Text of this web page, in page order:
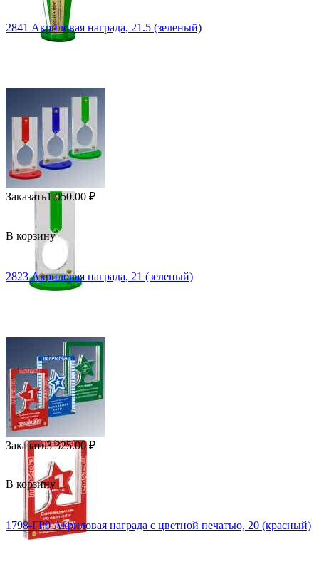
2841 Акриловая награда, 21.5 (зеленый)
Заказать1 050.00 ₽
В корзину
2823 Акриловая награда, 21 (зеленый)
Заказать3 325.00 ₽
В корзину
1798-ГР0 Акриловая награда с цветной печатью, 20 (красный)